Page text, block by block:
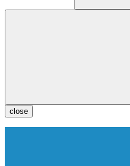
close